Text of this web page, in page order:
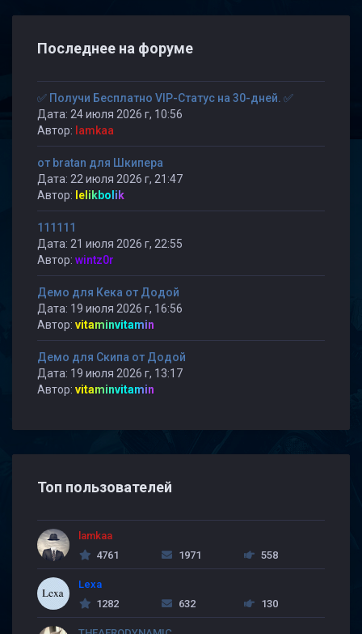
Последнее на форуме
✅ Получи Бесплатно VIP-Статус на 30-дней. ✅
Дата: 24 июля 2026 г, 10:56
Автор: lamkaa
от bratan для Шкипера
Дата: 22 июля 2026 г, 21:47
Автор: lelikbolik
111111
Дата: 21 июля 2026 г, 22:55
Автор: wintz0r
Демо для Кека от Додой
Дата: 19 июля 2026 г, 16:56
Автор: vitaminvitamin
Демо для Скипа от Додой
Дата: 19 июля 2026 г, 13:17
Автор: vitaminvitamin
Топ пользователей
lamkaa
4761
1971 558
Lexa
1282
632 130